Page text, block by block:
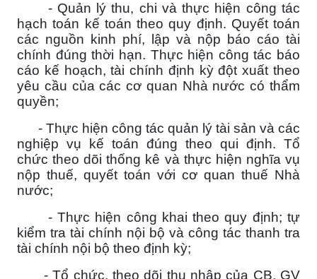
- Quản lý thu, chi và thực hiện công tác
hạch toán kế toán theo quy định. Quyết toán
các nguồn kinh phí, lập và nộp báo cáo tài
chính đúng thời hạn. Thực hiện công tác báo
cáo kế hoạch, tài chính định kỳ đột xuất theo
yêu cầu của các cơ quan Nhà nước có thẩm
quyền;
- Thực hiện công tác quản lý tài sản và các
nghiệp vụ kế toán đúng theo qui định. Tổ
chức theo dõi thống kê và thực hiện nghĩa vụ
nộp thuế, quyết toán với cơ quan thuế Nhà
nước;
- Thực hiện công khai theo quy định; tự
kiểm tra tài chính nội bộ và công tác thanh tra
tài chính nội bộ theo định kỳ;
- Tổ chức, theo dõi thu nhập của CB, GV